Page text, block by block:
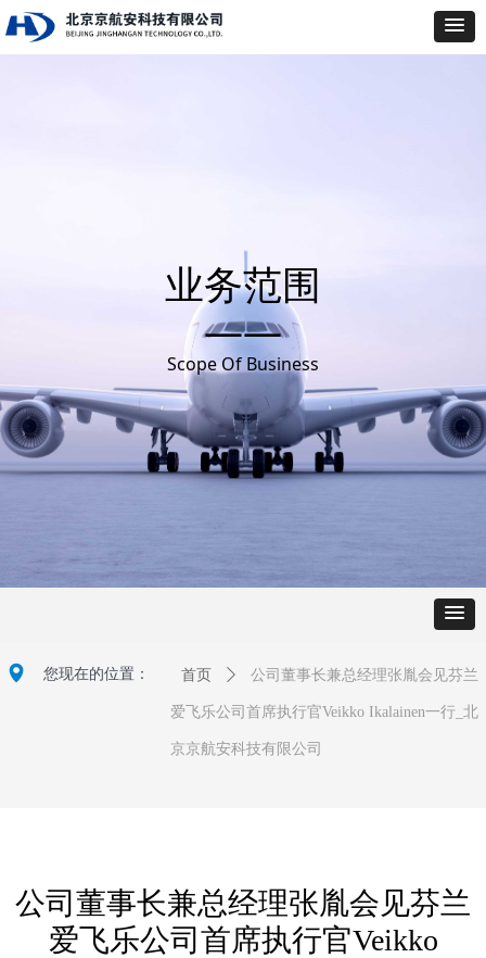
业务范围
——
Scope Of Business
넹 您现在的位置： 首页 ꄲ 公司董事长兼总经理张胤会见芬兰
爱飞乐公司首席执行官Veikko Ikalainen一行_北
京京航安科技有限公司
公司董事长兼总经理张胤会见芬兰
爱飞乐公司首席执行官Veikko